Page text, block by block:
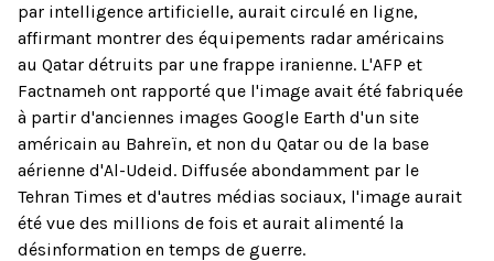
par intelligence artificielle, aurait circulé en ligne,
affirmant montrer des équipements radar américains
au Qatar détruits par une frappe iranienne. L'AFP et
Factnameh ont rapporté que l'image avait été fabriquée
à partir d'anciennes images Google Earth d'un site
américain au Bahreïn, et non du Qatar ou de la base
aérienne d'Al-Udeid. Diffusée abondamment par le
Tehran Times et d'autres médias sociaux, l'image aurait
été vue des millions de fois et aurait alimenté la
désinformation en temps de guerre.